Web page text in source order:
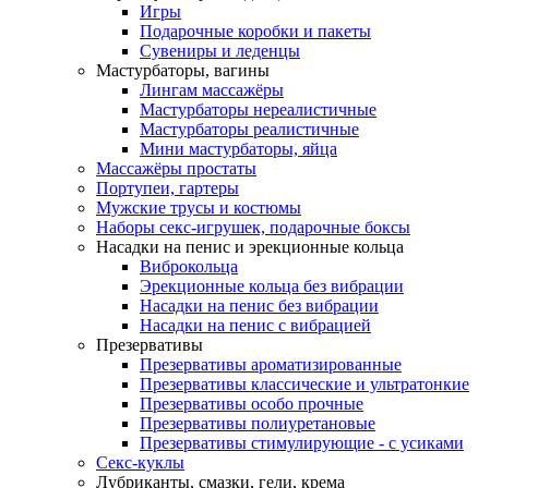
Игры
Подарочные коробки и пакеты
Сувениры и леденцы
Мастурбаторы, вагины
Лингам массажёры
Мастурбаторы нереалистичные
Мастурбаторы реалистичные
Мини мастурбаторы, яйца
Массажёры простаты
Портупеи, гартеры
Мужские трусы и костюмы
Наборы секс-игрушек, подарочные боксы
Насадки на пенис и эрекционные кольца
Виброкольца
Эрекционные кольца без вибрации
Насадки на пенис без вибрации
Насадки на пенис с вибрацией
Презервативы
Презервативы ароматизированные
Презервативы классические и ультратонкие
Презервативы особо прочные
Презервативы полиуретановые
Презервативы стимулирующие - с усиками
Секс-куклы
Лубриканты, смазки, гели, крема